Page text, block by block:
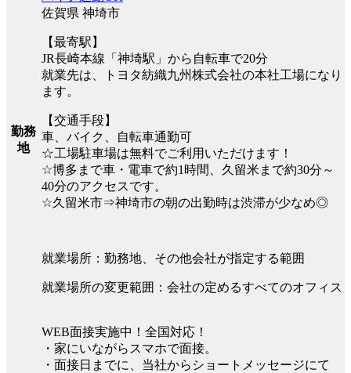
勤務
地
佐賀県 神埼市
【最寄駅】
JR長崎本線「神埼駅」から自転車で20分
就業先は、トヨタ紡織九州株式会社の本社工場になり
ます。
【交通手段】
車、バイク、自転車通勤可
☆工場駐車場は無料でご利用いただけます！
☆博多まで車・電車で約1時間、久留米まで約30分～
40分のアクセスです。
☆久留米市⇒神埼市の朝の出勤時は渋滞が少なめ◎
就業場所：勤務地、その他会社が指定する範囲
就業場所の変更範囲：会社の定めるすべてのオフィス
WEB面接実施中！全国対応！
・家にいながらスマホで面接。
・面接日までに、当社からショートメッセージにて